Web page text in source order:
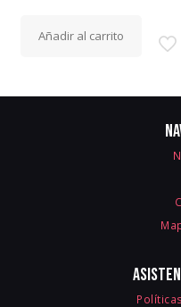
Añadir al carrito